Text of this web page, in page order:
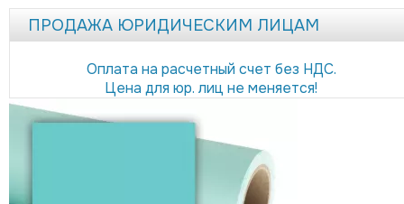
ПРОДАЖА ЮРИДИЧЕСКИМ ЛИЦАМ
Оплата на расчетный счет без НДС.
Цена для юр. лиц не меняется!